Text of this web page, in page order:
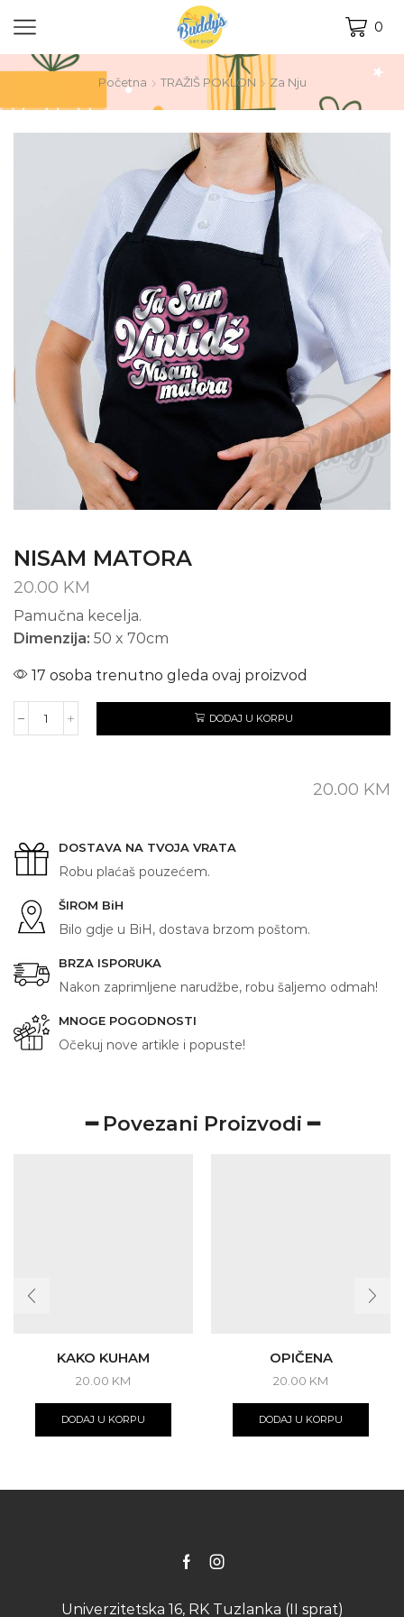
0
Početna TRAŽIŠ POKLON Za Nju
NISAM MATORA
20.00 KM
Pamučna kecelja.
Dimenzija: 50 x 70cm
17 osoba trenutno gleda ovaj proizvod
NISAM
DODAJ U KORPU
20.00 KM
DOSTAVA NA TVOJA VRATA
Robu plaćaš pouzećem.
ŠIROM BiH
Bilo gdje u BiH, dostava brzom poštom.
BRZA ISPORUKA
Nakon zaprimljene narudžbe, robu šaljemo odmah!
MNOGE POGODNOSTI
Očekuj nove artikle i popuste!
━ Povezani Proizvodi ━
KAKO KUHAM
20.00 KM
DODAJ U KORPU
OPIČENA
20.00 KM
DODAJ U KORPU
FacebookInstagram
Univerzitetska 16, RK Tuzlanka (II sprat)